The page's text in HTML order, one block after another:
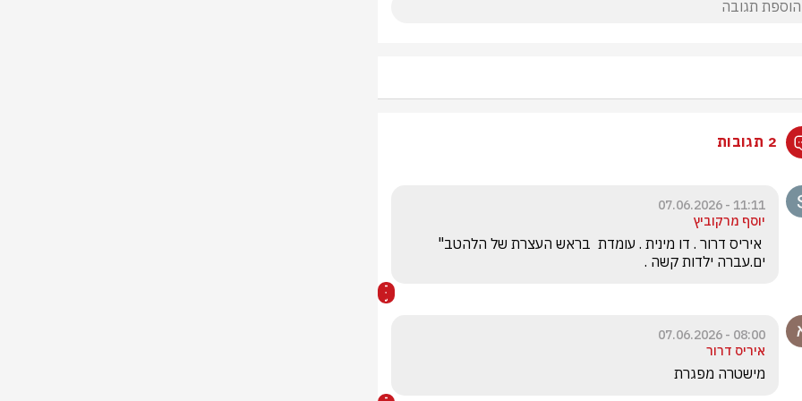
2 תגובות
11:11 - 07.06.2026
יוסף מרקוביץ
ים.עברה ילדות קשה .
08:00 - 07.06.2026
איריס דרור
מישטרה מפגרת